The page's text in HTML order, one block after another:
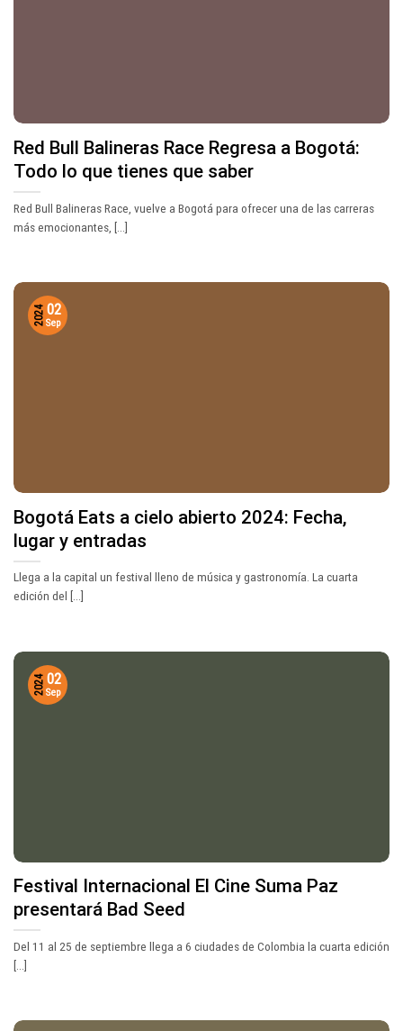
Red Bull Balineras Race Regresa a Bogotá:
Todo lo que tienes que saber
Red Bull Balineras Race, vuelve a Bogotá para ofrecer una de las carreras
más emocionantes, [...]
Bogotá Eats a cielo abierto 2024: Fecha,
lugar y entradas
Llega a la capital un festival lleno de música y gastronomía. La cuarta
edición del [...]
02
Sep
2024
Festival Internacional El Cine Suma Paz
presentará Bad Seed
Del 11 al 25 de septiembre llega a 6 ciudades de Colombia la cuarta edición
[...]
02
Sep
2024